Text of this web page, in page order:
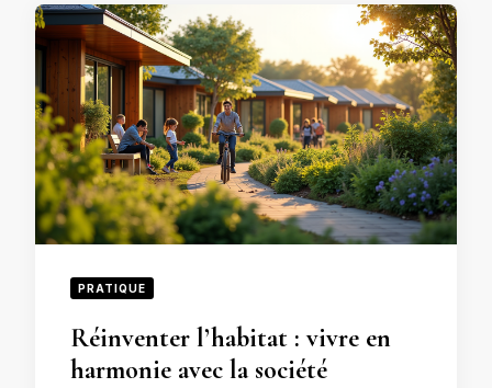
PRATIQUE
Réinventer l’habitat : vivre en
harmonie avec la société